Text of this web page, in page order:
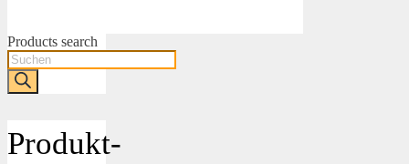
Products search
Produkt-